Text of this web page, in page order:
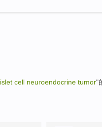
islet cell neuroendocrine tumor"